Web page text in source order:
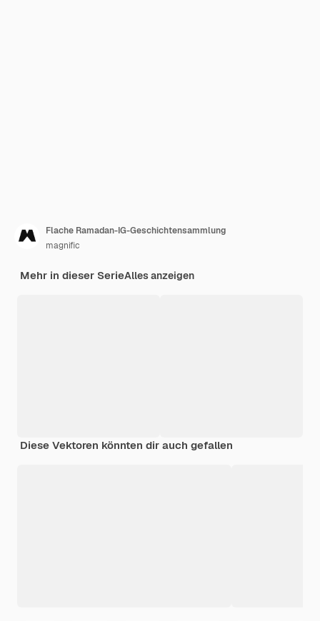
Flache Ramadan-IG-Geschichtensammlung
magnific
Mehr in dieser SerieAlles anzeigen
Diese Vektoren könnten dir auch gefallen